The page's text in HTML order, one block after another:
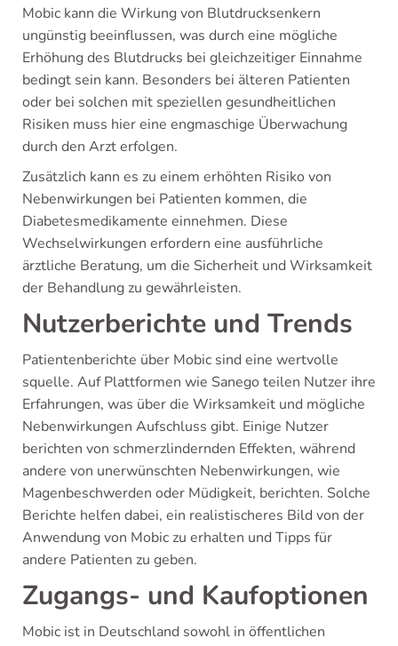
Mobic kann die Wirkung von Blutdrucksenkern
ungünstig beeinflussen, was durch eine mögliche
Erhöhung des Blutdrucks bei gleichzeitiger Einnahme
bedingt sein kann. Besonders bei älteren Patienten
oder bei solchen mit speziellen gesundheitlichen
Risiken muss hier eine engmaschige Überwachung
durch den Arzt erfolgen.
Zusätzlich kann es zu einem erhöhten Risiko von
Nebenwirkungen bei Patienten kommen, die
Diabetesmedikamente einnehmen. Diese
Wechselwirkungen erfordern eine ausführliche
ärztliche Beratung, um die Sicherheit und Wirksamkeit
der Behandlung zu gewährleisten.
Nutzerberichte und Trends
Patientenberichte über Mobic sind eine wertvolle
squelle. Auf Plattformen wie Sanego teilen Nutzer ihre
Erfahrungen, was über die Wirksamkeit und mögliche
Nebenwirkungen Aufschluss gibt. Einige Nutzer
berichten von schmerzlindernden Effekten, während
andere von unerwünschten Nebenwirkungen, wie
Magenbeschwerden oder Müdigkeit, berichten. Solche
Berichte helfen dabei, ein realistischeres Bild von der
Anwendung von Mobic zu erhalten und Tipps für
andere Patienten zu geben.
Zugangs- und Kaufoptionen
Mobic ist in Deutschland sowohl in öffentlichen